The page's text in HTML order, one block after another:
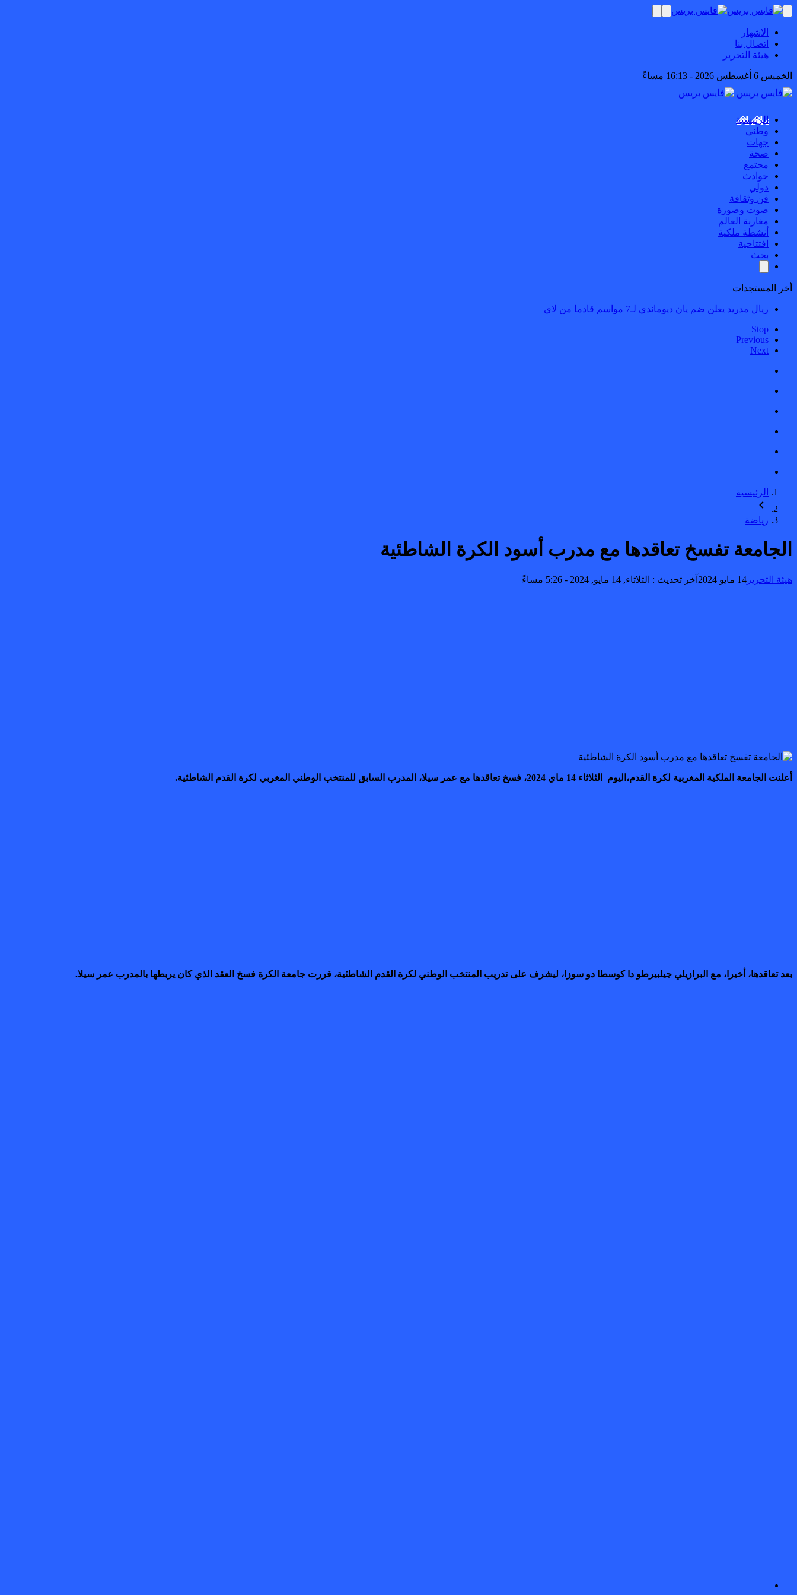
الاشهار
اتصال بنا
هيئة التحرير
الخميس 6 أغسطس 2026 - 16:13 مساءً
الرئيسية
وطني
جهات
صحة
مجتمع
حوادث
دولي
فن وثقافة
صوت وصورة
مغاربة العالم
أنشطة ملكية
افتتاحية
بحث
أخر المستجدات
ريال مدريد يعلن ضم يان ديوماندي لـ7 مواسم قادما من لايبزيغ
Stop
Previous
Next
الرئيسية
رياضة
الجامعة تفسخ تعاقدها مع مدرب أسود الكرة الشاطئية
هيئة التحرير 14 مايو 2024 آخر تحديث : الثلاثاء, 14 مايو, 2024 - 5:26 مساءً
أعلنت الجامعة الملكية المغربية لكرة القدم،اليوم الثلاثاء 14 ماي 2024، فسخ تعاقدها مع عمر سيلا، المدرب السابق للمنتخب الوطني المغربي لكرة القدم الشاطئية.
بعد تعاقدها، أخيرا، مع البرازيلي جيلبيرطو دا كوسطا دو سوزا، ليشرف على تدريب المنتخب الوطني لكرة القدم الشاطئية، قررت جامعة الكرة فسخ العقد الذي كان يربطها بالمدرب عمر سيلا.